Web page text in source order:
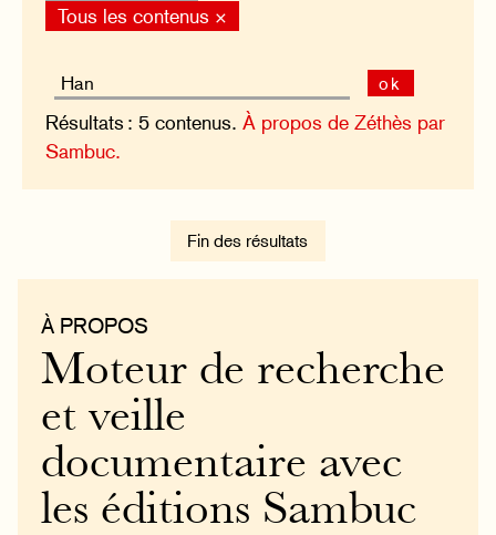
Tous les contenus ×
ok
Résultats : 5 contenus.À propos de Zéthès par
Sambuc.
Fin des résultats
À PROPOS
Moteur de recherche
et veille
documentaire avec
les éditions Sambuc